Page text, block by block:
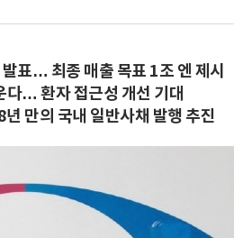
표… 최종 매출 목표 1조 엔 제시
… 환자 접근성 개선 기대
만의 국내 일반사채 발행 추진